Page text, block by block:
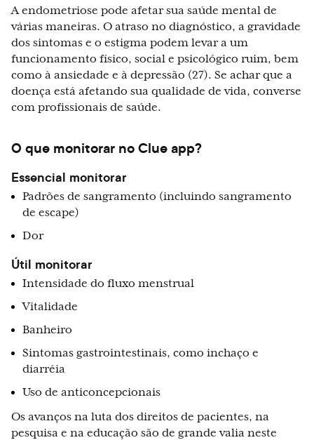
A endometriose pode afetar sua saúde mental de
várias maneiras. O atraso no diagnóstico, a gravidade
dos sintomas e o estigma podem levar a um
funcionamento físico, social e psicológico ruim, bem
como à ansiedade e à depressão (27). Se achar que a
doença está afetando sua qualidade de vida, converse
com profissionais de saúde.
O que monitorar no Clue app?
Essencial monitorar
Padrões de sangramento (incluindo sangramento
de escape)
Dor
Útil monitorar
Intensidade do fluxo menstrual
Vitalidade
Banheiro
Sintomas gastrointestinais, como inchaço e
diarréia
Uso de anticoncepcionais
Os avanços na luta dos direitos de pacientes, na
pesquisa e na educação são de grande valia neste